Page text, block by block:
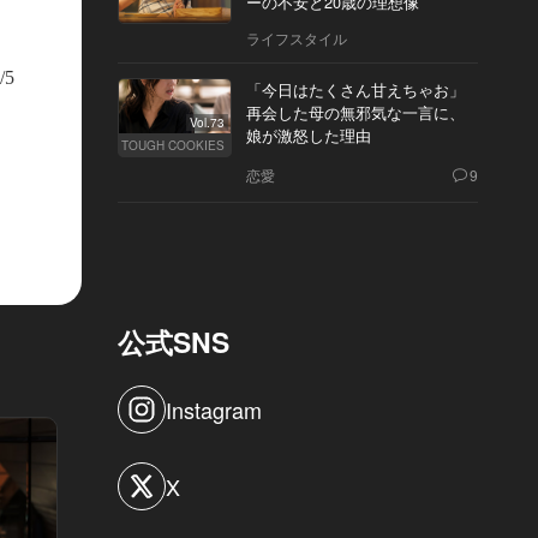
5
ライフスタイル
Vol.73
TOUGH COOKIES
「今日はたくさん甘えちゃお」
再会した母の無邪気な一言に、
娘が激怒した理由
恋愛 9
公式SNS
Instagram
X